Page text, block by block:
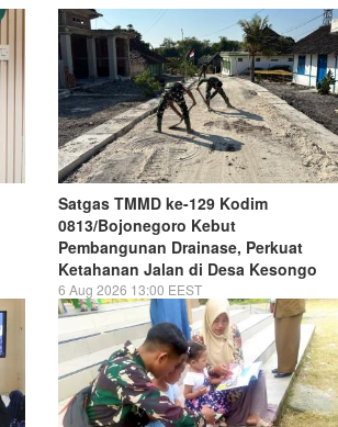
Satgas TMMD ke-129 Kodim
0813/Bojonegoro Kebut
Pembangunan Drainase, Perkuat
Ketahanan Jalan di Desa Kesongo
6 Aug 2026 13:00 EEST